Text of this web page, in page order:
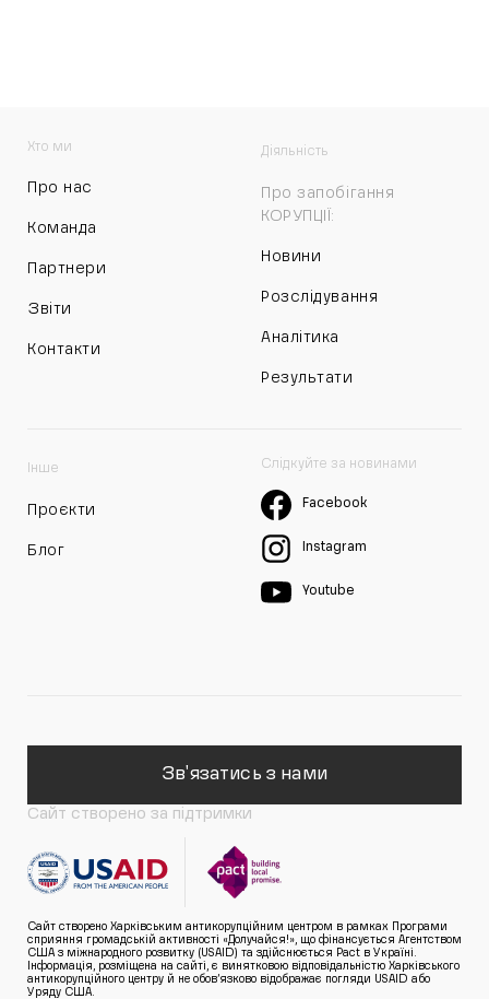
Хто ми
Про нас
Команда
Партнери
Звіти
Контакти
Діяльність
Про запобігання
КОРУПЦІЇ:
Новини
Розслідування
Аналітика
Результати
Інше
Проєкти
Блог
Слідкуйте за новинами
Facebook
Instagram
Youtube
Зв'язатись з нами
Сайт створено за підтримки
Сайт створено Харківським антикорупційним центром в рамках Програми
сприяння громадській активності «Долучайся!», що фінансується Агентством
США з міжнародного розвитку (USAID) та здійснюється Pact в Україні.
Інформація, розміщена на сайті, є винятковою відповідальністю Харківського
антикорупційного центру й не обов’язково відображає погляди USAID або
Уряду США.